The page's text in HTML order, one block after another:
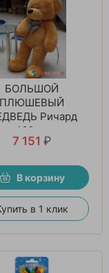
БОЛЬШОЙ
ПЛЮШЕВЫЙ
Ричард
160см
7 151 ₽
В корзину
в 1 клик